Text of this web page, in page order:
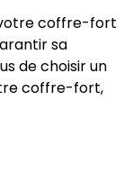
coffre-fort
sa
de choisir un
coffre-fort,